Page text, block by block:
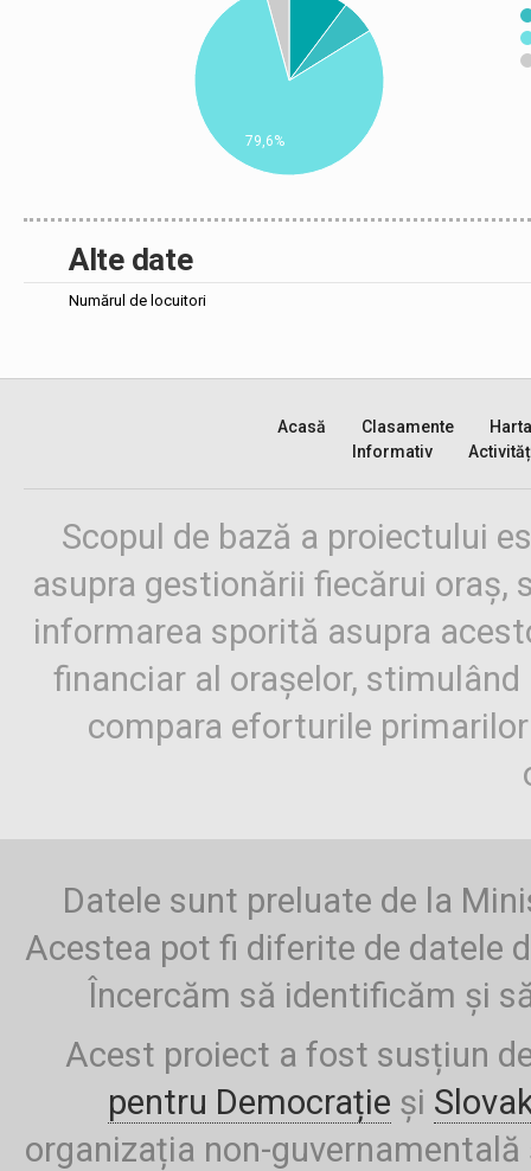
79,6%
Alte date
Numărul de locuitori
Acasă Clasamente
Harta
Informativ
Scopul de bază a proiectului
asupra gestionării fiecărui oraș,
informarea sporită asupra
financiar al orașelor,
compara eforturile
Datele sunt preluate de la
Acestea pot fi diferite de datele
Încercăm să identificăm și
Acest proiect a fost susțiun
pentru Democrație și
organizația non-